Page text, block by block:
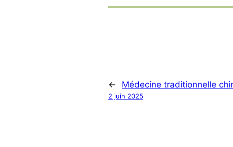
← Médecine traditionnelle
2 juin 2025